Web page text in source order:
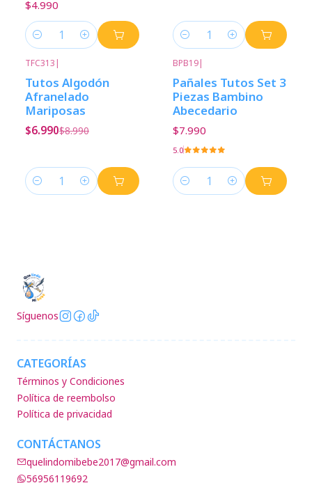
$4.990
Cantidad Cantidad
TFC313 |
Tutos Algodón
Afranelado
Mariposas
$6.990$8.990
Cantidad
BPB19|
Pañales Tutos Set 3
Piezas Bambino
Abecedario
$7.990
5.0
Cantidad
Síguenos
CATEGORÍAS
Términos y Condiciones
Política de reembolso
Política de privacidad
CONTÁCTANOS
quelindomibebe2017@gmail.com
56956119692